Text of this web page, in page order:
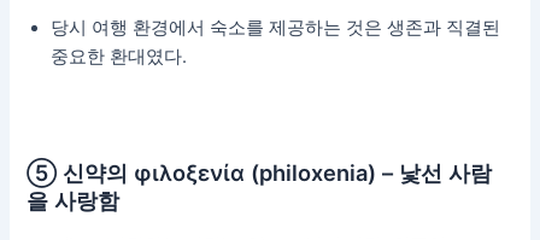
당시 여행 환경에서 숙소를 제공하는 것은 생존과 직결된
중요한 환대였다.
⑤ 신약의 φιλοξενία (philoxenia) – 낯선 사람
을 사랑함